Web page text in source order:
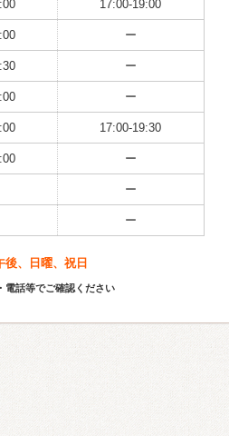
17:00-19:00
ー
ー
ー
17:00-19:30
ー
ー
ー
、日曜、祝日
電話等でご確認ください